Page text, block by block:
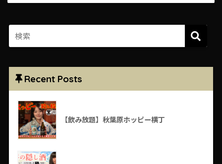
Recent Posts
【飲み放題】秋葉原ホッピー横丁